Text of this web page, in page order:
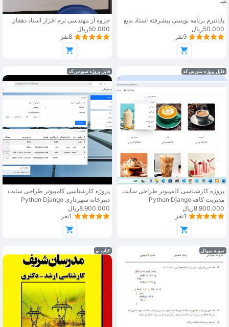
پایانترم برنامه نویسی پیشرفته استاد بدیع
50.000ریال
9نفر
جزوه آز مهندسی نرم افزار استاد دهقان
50.000ریال
8نفر
فایل پروژه سورس کد
پروژه کارشناسی کامپیوتر طراحی سایت
مدیریت کافه Python Django
8.900.000ریال
1نفر
فایل پروژه سورس کد
پروژه کارشناسی کامپیوتر طراحی سایت
دبیرخانه شهرداری Python Django
8.900.000ریال
1نفر
نمونه سوال کتاب نو